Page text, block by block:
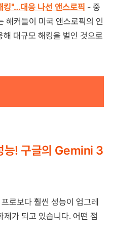
킹"…대응 나선 앤스로픽 - 중
해커들이 미국 앤스로픽의 인
대규모 해킹을 벌인 것으로
능! 구글의 Gemini 3
로보다 훨씬 성능이 업그레
가 되고 있습니다. 어떤 점